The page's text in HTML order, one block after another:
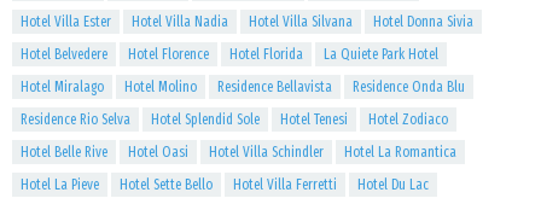
Hotel Villa Ester
Hotel Villa Nadia Hotel Villa Silvana
Hotel Donna Sivia
Hotel Belvedere
Hotel Florence Hotel Florida
La Quiete Park Hotel
Hotel Miralago
Hotel Molino Residence Bellavista
Residence Onda Blu
Residence Rio Selva
Hotel Splendid Sole Hotel Tenesi
Hotel Zodiaco
Hotel Belle Rive
Hotel Oasi Hotel Villa Schindler
Hotel La Romantica
Hotel La Pieve
Hotel Sette Bello Hotel Villa Ferretti
Hotel Du Lac